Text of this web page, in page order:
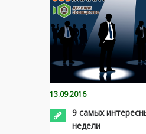
13.09.2016
9 самых
недели